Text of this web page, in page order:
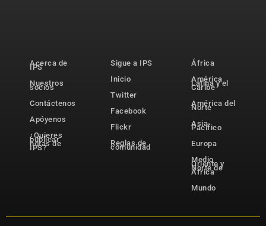
Acerca de
IPS
Nuestros
socios
Contáctenos
Apóyenos
¿Quieres
publicar
notas de
IPS?
Sigue a IPS
Inicio
Twitter
Facebook
Flickr
Reglas de
comunidad
África
América
Latina y el
Caribe
América del
Norte
Asia-
Pacífico
Europa
Medio
Oriente y
Norte de
África
Mundo